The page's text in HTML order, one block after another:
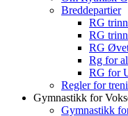
Breddepartier
RG
RG
RG
Rg for
RG for
Regler for
Gymnastikk for
Gymnastikk